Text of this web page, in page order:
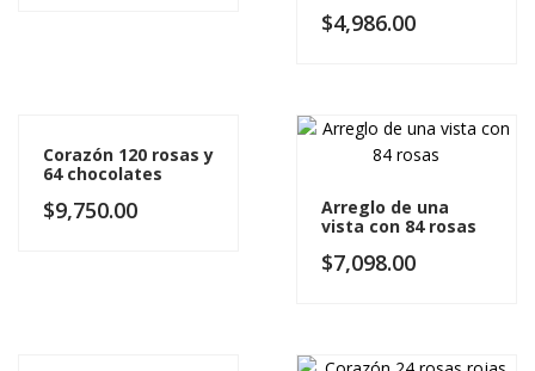
$4,986.00
Corazón 120 rosas y
64 chocolates
$9,750.00
Arreglo de una
vista con 84 rosas
$7,098.00